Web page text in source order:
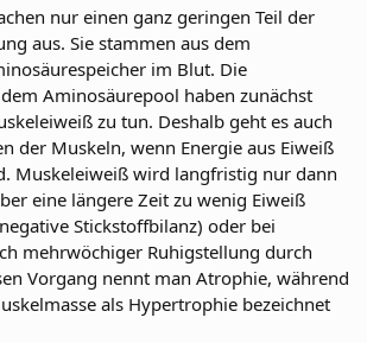
nur einen ganz geringen Teil der
aus. Sie stammen aus dem
im Blut. Die
Aminosäurepool haben zunächst
zu tun. Deshalb geht es auch
der Muskeln, wenn Energie aus Eiweiß
Muskeleiweiß wird langfristig nur dann
eine längere Zeit zu wenig Eiweiß
Stickstoffbilanz) oder bei
mehrwöchiger Ruhigstellung durch
Vorgang nennt man Atrophie, während
als Hypertrophie bezeichnet